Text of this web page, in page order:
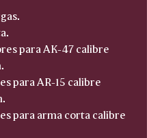
para AK-47 calibre
para AR-15 calibre
para arma corta calibre